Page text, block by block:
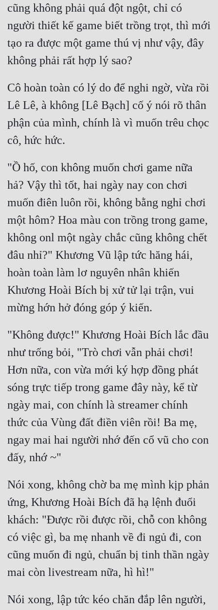
Đẹp Hiệp
Tính Cách Nhân Vật :
Cơ Trí
Sát Phạt Quyết Đoán
Vô Sỉ
Điềm Đạm
cũng không phải quá đột ngột, chỉ có
người thiết kế game biết trồng trọt, thì mới
tạo ra được một game thú vị như vậy, đây
Cô hoàn toàn có lý do để nghi ngờ, vừa rồi
Lê Lê, à không [Lê Bạch] cố ý nói rõ thân
phận của mình, chính là vì muốn trêu chọc
"Ồ hố, con không muốn chơi game nữa
hả? Vậy thì tốt, hai ngày nay con chơi
muốn điên luôn rồi, không bằng nghỉ chơi
một hôm? Hoa màu con trồng trong game,
không onl một ngày chắc cũng không chết
đâu nhỉ?" Khương Vũ lập tức hăng hái,
hoàn toàn làm lơ nguyên nhân khiến
Khương Hoài Bích bị xử tử lại trận, vui
"Không được!" Khương Hoài Bích lắc đầu
như trống bỏi, "Trò chơi vẫn phải chơi!
Hơn nữa, con vừa mới ký hợp đồng phát
sóng trực tiếp trong game đây này, kể từ
ngày mai, con chính là streamer chính
thức của Vùng đất điền viên rồi! Ba mẹ,
ngay mai hai người nhớ đến cổ vũ cho con
Nói xong, không chờ ba mẹ mình kịp phản
ứng, Khương Hoài Bích đã hạ lệnh đuổi
khách: "Được rồi được rồi, chỗ con không
có việc gì, ba mẹ nhanh về đi ngủ đi, con
cũng muốn đi ngủ, chuẩn bị tinh thần ngày
Nói xong, lập tức kéo chăn đắp lên người,